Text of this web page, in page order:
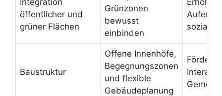
öffentlicher und
grüner Flächen
Grünzonen
bewusst
einbinden
soziale
Baustruktur
Offene Innenhöfe,
Begegnungszonen
und flexible
Gebäudeplanung
Fördert